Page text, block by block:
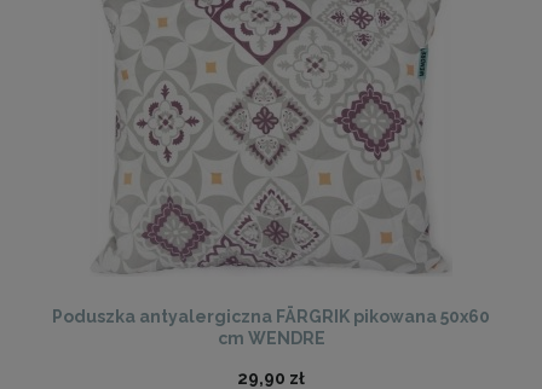
Poduszka antyalergiczna FÄRGRIK pikowana 50x60
cm WENDRE
29,90 zł